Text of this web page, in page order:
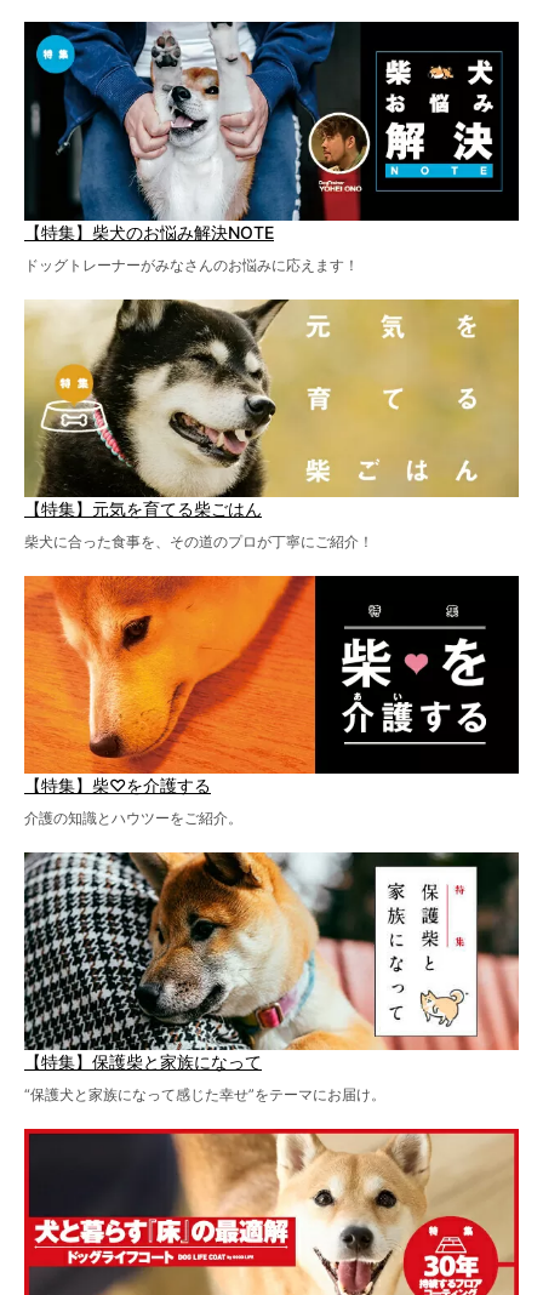
【特集】柴犬のお悩み解決NOTE
ドッグトレーナーがみなさんのお悩みに応えます！
【特集】元気を育てる柴ごはん
柴犬に合った食事を、その道のプロが丁寧にご紹介！
【特集】柴♡を介護する
介護の知識とハウツーをご紹介。
【特集】保護柴と家族になって
“保護犬と家族になって感じた幸せ”をテーマにお届け。